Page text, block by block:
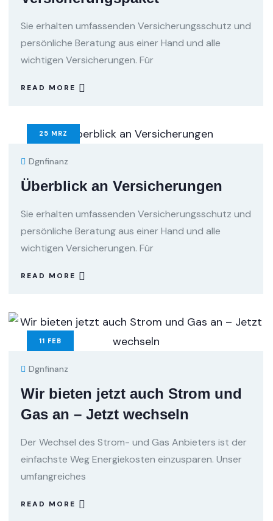
Sie erhalten umfassenden Versicherungsschutz und
persönliche Beratung aus einer Hand und alle
wichtigen Versicherungen. Für
READ MORE
25 MRZ
Dgnfinanz
Überblick an Versicherungen
Sie erhalten umfassenden Versicherungsschutz und
persönliche Beratung aus einer Hand und alle
wichtigen Versicherungen. Für
READ MORE
11 FEB
Dgnfinanz
Wir bieten jetzt auch Strom und
Gas an – Jetzt wechseln
Der Wechsel des Strom- und Gas Anbieters ist der
einfachste Weg Energiekosten einzusparen. Unser
umfangreiches
READ MORE